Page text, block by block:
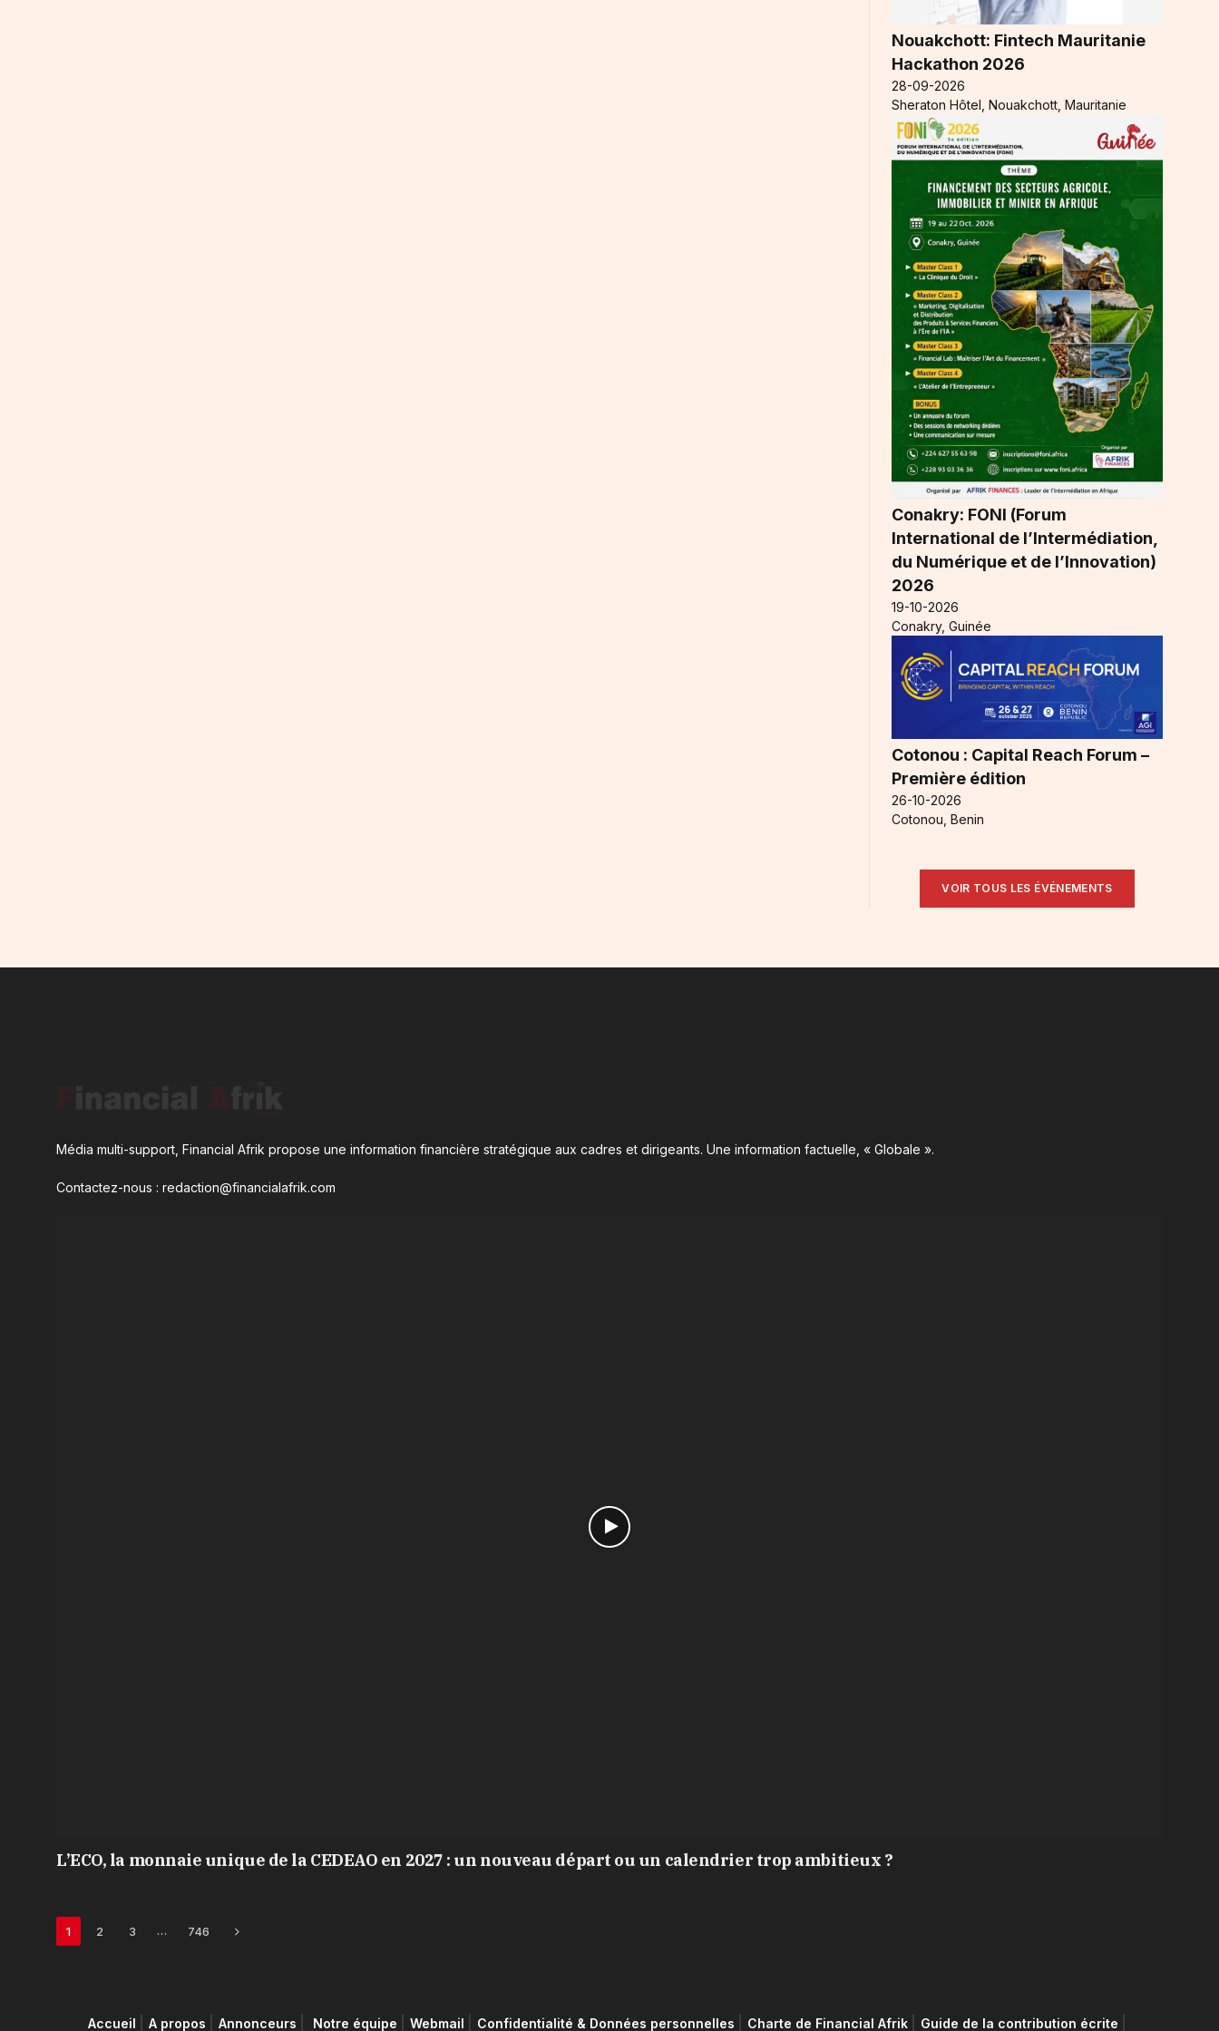
Nouakchott: Fintech Mauritanie
Hackathon 2026
28-09-2026
Sheraton Hôtel, Nouakchott, Mauritanie
Conakry: FONI (Forum
International de l’Intermédiation,
du Numérique et de l’Innovation)
2026
19-10-2026
Conakry, Guinée
Cotonou : Capital Reach Forum –
Première édition
26-10-2026
Cotonou, Benin
VOIR TOUS LES ÉVÉNEMENTS
Média multi-support, Financial Afrik propose une information financière stratégique aux cadres et dirigeants. Une information factuelle, « Globale ».
Contactez-nous : redaction@financialafrik.com
L’ECO, la monnaie unique de la CEDEAO en 2027 : un nouveau départ ou un calendrier trop ambitieux ?
1 2 3 … 746 Next
Accueil A propos Annonceurs Notre équipe Webmail Confidentialité & Données personnelles Charte de Financial Afrik Guide de la contribution écrite